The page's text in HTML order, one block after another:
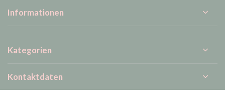
Informationen
Kategorien
Kontaktdaten